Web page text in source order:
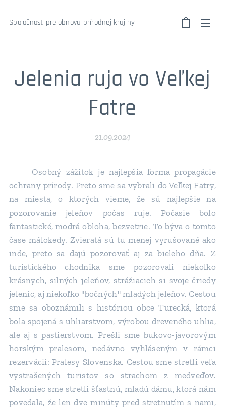
Spoločnosť pre obnovu prírodnej krajiny
Jelenia ruja vo Veľkej
Fatre
21.09.2024
Osobný zážitok je najlepšia forma propagácie
ochrany prírody. Preto sme sa vybrali do Veľkej Fatry,
na miesta, o ktorých vieme, že sú najlepšie na
pozorovanie jeleňov počas ruje. Počasie bolo
fantastické, modrá obloha, bezvetrie. To býva o tomto
čase málokedy. Zvieratá sú tu menej vyrušované ako
inde, preto sa dajú pozorovať aj za bieleho dňa. Z
turistického chodníka sme pozorovali niekoľko
krásnych, silných jeleňov, strážiacich si svoje čriedy
jeleníc, aj niekoľko "bočných" mladých jeleňov. Cestou
sme sa oboznámili s históriou obce Turecká, ktorá
bola spojená s uhliarstvom, výrobou dreveného uhlia,
ale aj s pastierstvom. Prešli sme bukovo-javorovým
horským pralesom, nedávno vyhláseným v rámci
rezervácií: Pralesy Slovenska. Cestou sme stretli veľa
vystrašených turistov so strachom z medveďov.
Nakoniec sme stretli šťastnú, mladú dámu, ktorá nám
povedala, že len dve minúty pred stretnutím s nami,